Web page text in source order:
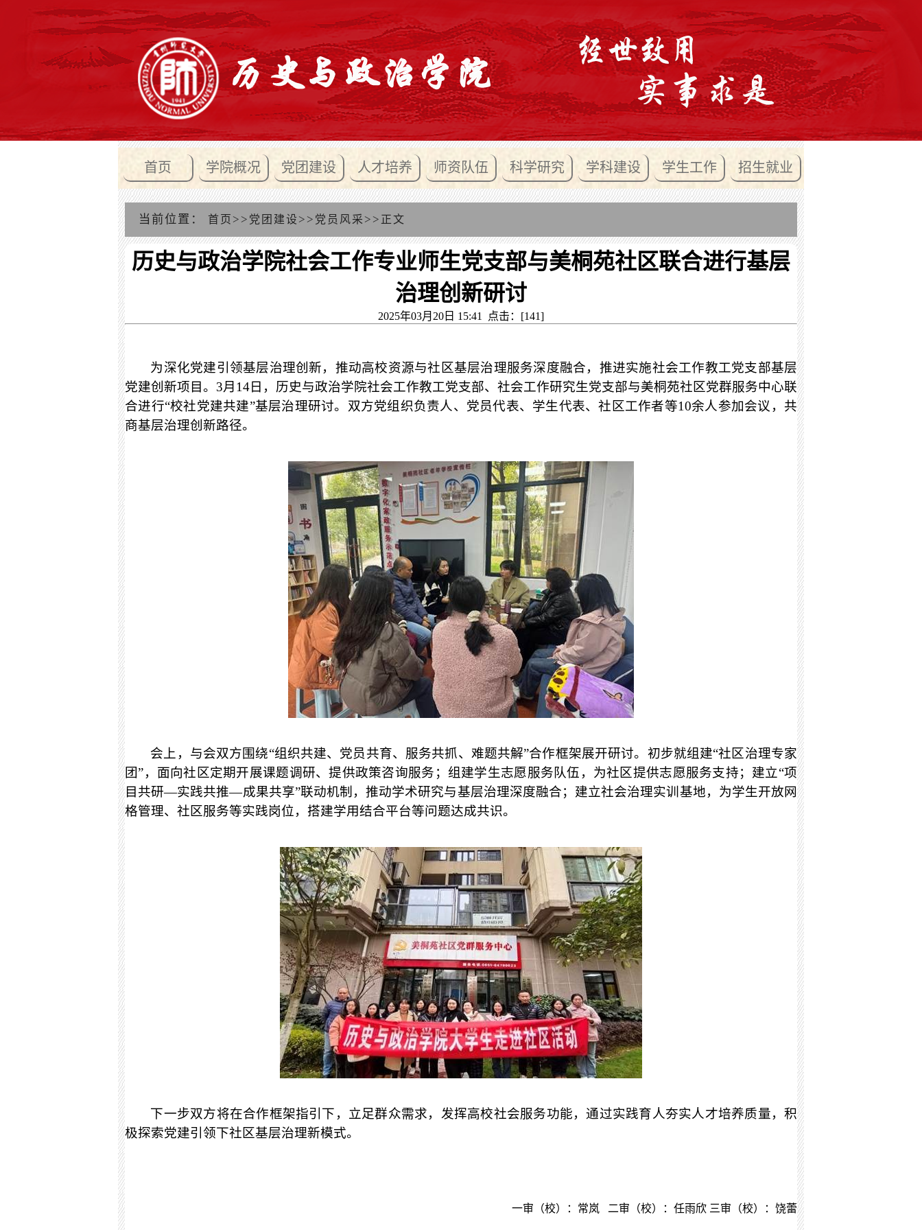
首页 学院概况 党团建设 人才培养 师资队伍 科学研究 学科建设 学生工作 招生就业
当前位置： 首页 >> 党团建设 >> 党员风采 >> 正文
历史与政治学院社会工作专业师生党支部与美桐苑社区联合进行基层
治理创新研讨
2025年03月20日 15:41 点击：[141]
为深化党建引领基层治理创新，推动高校资源与社区基层治理服务深度融合，推进实施社会工作教工党支部基层
党建创新项目。 3月 14日，历史与政治学院社会工作教工党支部、社会工作研究生党支部与美桐苑社区党群服务中心联
合进行“校社党建共建”基层治理研讨。双方党组织负责人、党员代表、学生代表、社区工作者等10余人参加会议，共
商基层治理创新路径。
会上，与会双方围绕“组织共建、党员共育、服务共抓、难题共解”合作框架展开研讨。初步就组建“社区治理专家
团”，面向社区定期开展课题调研、提供政策咨询服务；组建学生志愿服务队伍，为社区提供志愿服务支持；建立“项
目共研—实践共推—成果共享”联动机制，推动学术研究与基层治理深度融合；建立社会治理实训基地，为学生开放网
格管理、社区服务等实践岗位，搭建学用结合平台等问题达成共识。
下一步双方将在合作框架指引下，立足群众需求，发挥高校社会服务功能，通过实践育人夯实人才培养质量，积
极探索党建引领下社区基层治理新模式。
一审（校）：常岚 二审（校）：任雨欣 三审（校）：饶蕾